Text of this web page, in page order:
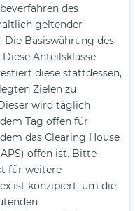
des
geltender
Die Basiswährung des
Anteilsklasse
diese stattdessen,
Zielen zu
wird täglich
Tag offen für
das Clearing House
offen ist. Bitte
für weitere
ist konzipiert, um die